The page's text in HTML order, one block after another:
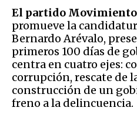
El partido
promueve la
Bernardo Arévalo,
primeros 100 días de
centra en cuatro ejes:
corrupción, rescate de
construcción de un
freno a la delincuencia.